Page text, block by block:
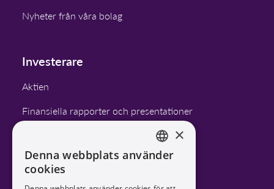
Nyheter från våra bolag
Investerare
Aktien
Finansiella rapporter och presentationer
Bolagsstyrning
Kalender
ENGLISH
×
Denna webbplats använder
cookies